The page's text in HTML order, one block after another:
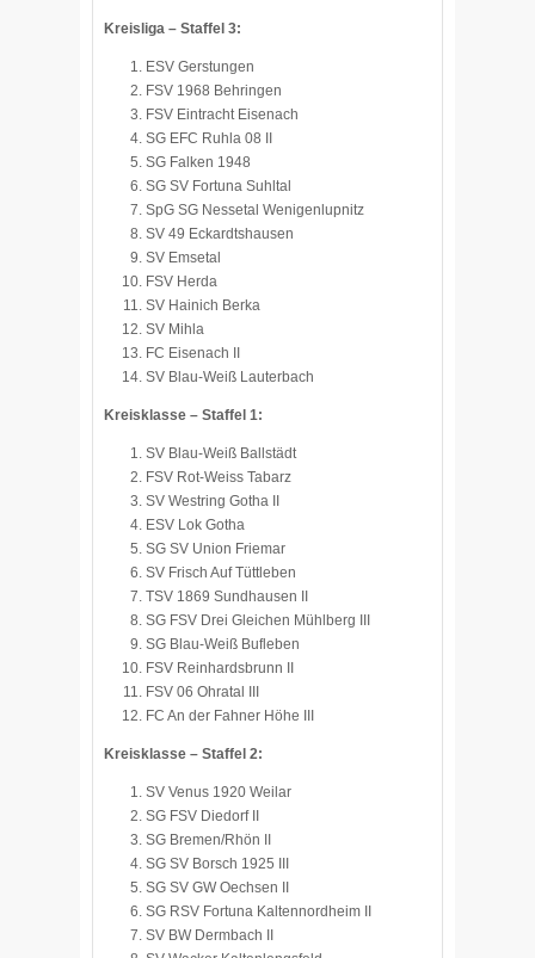
Kreisliga – Staffel 3:
ESV Gerstungen
FSV 1968 Behringen
FSV Eintracht Eisenach
SG EFC Ruhla 08 II
SG Falken 1948
SG SV Fortuna Suhltal
SpG SG Nessetal Wenigenlupnitz
SV 49 Eckardtshausen
SV Emsetal
FSV Herda
SV Hainich Berka
SV Mihla
FC Eisenach II
SV Blau-Weiß Lauterbach
Kreisklasse – Staffel 1:
SV Blau-Weiß Ballstädt
FSV Rot-Weiss Tabarz
SV Westring Gotha II
ESV Lok Gotha
SG SV Union Friemar
SV Frisch Auf Tüttleben
TSV 1869 Sundhausen II
SG FSV Drei Gleichen Mühlberg III
SG Blau-Weiß Bufleben
FSV Reinhardsbrunn II
FSV 06 Ohratal III
FC An der Fahner Höhe III
Kreisklasse – Staffel 2:
SV Venus 1920 Weilar
SG FSV Diedorf II
SG Bremen/Rhön II
SG SV Borsch 1925 III
SG SV GW Oechsen II
SG RSV Fortuna Kaltennordheim II
SV BW Dermbach II